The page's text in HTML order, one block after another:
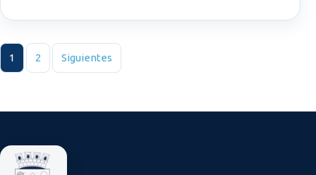
Paginación de entradas
1 2 Siguientes